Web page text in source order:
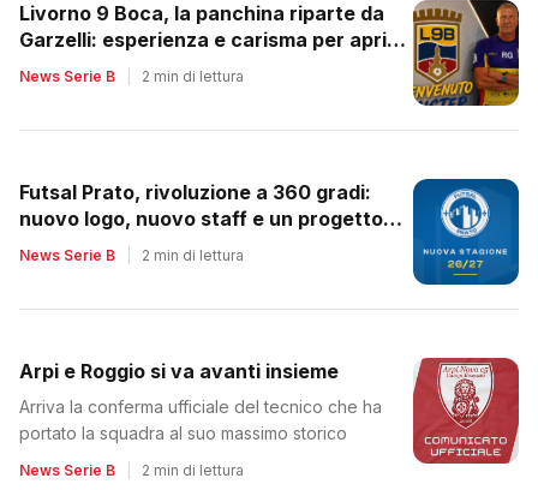
Livorno 9 Boca, la panchina riparte da
Garzelli: esperienza e carisma per aprire
un nuovo ciclo
News Serie B 2 min di lettura
Futsal Prato, rivoluzione a 360 gradi:
nuovo logo, nuovo staff e un progetto
tutto da rilanciare
News Serie B 2 min di lettura
Arpi e Roggio si va avanti insieme
Arriva la conferma ufficiale del tecnico che ha
portato la squadra al suo massimo storico
News Serie B 2 min di lettura